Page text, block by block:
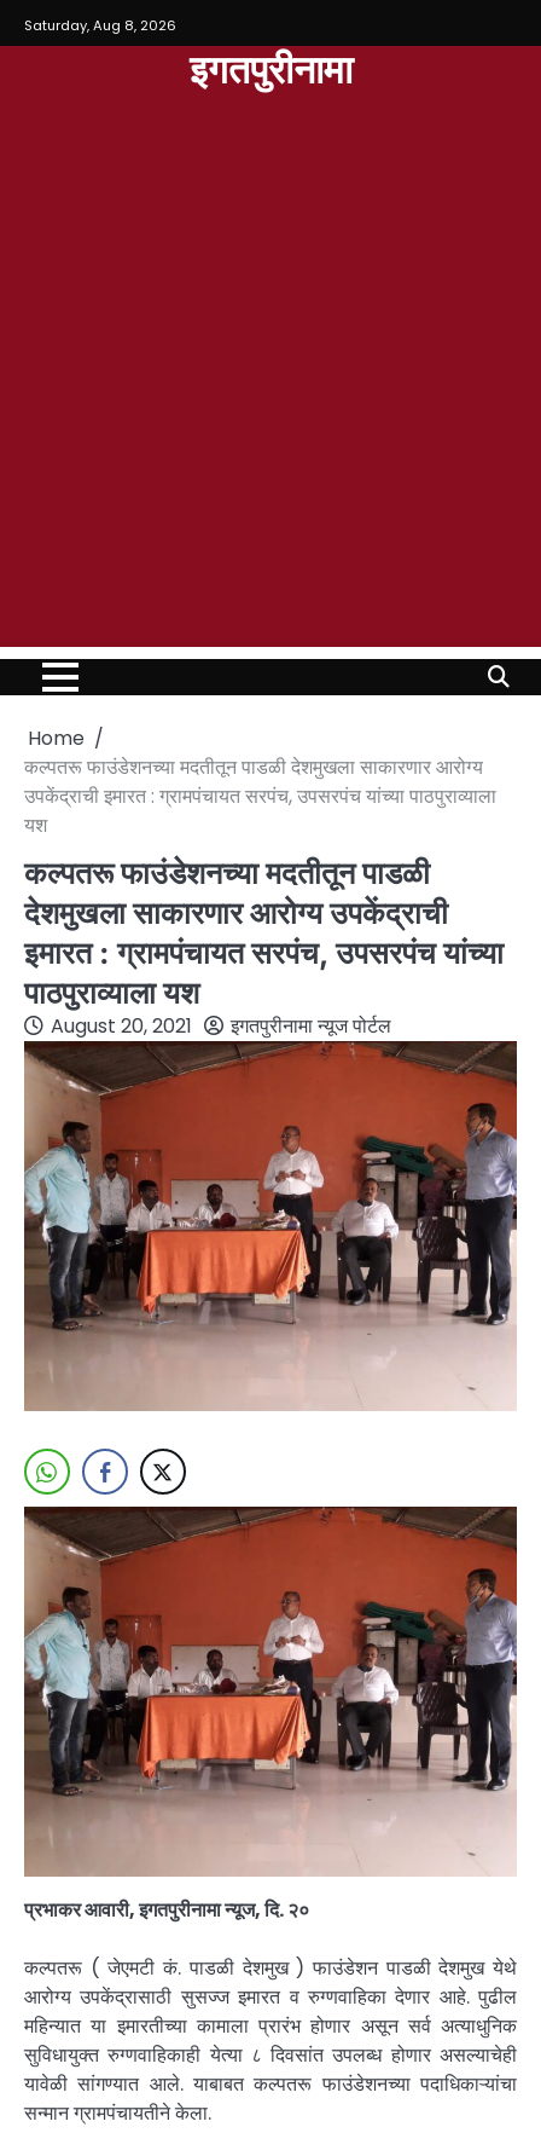
Saturday, Aug 8, 2026
इगतपुरीनामा
Home
कल्पतरू फाउंडेशनच्या मदतीतून पाडळी देशमुखला साकारणार आरोग्य
उपकेंद्राची इमारत : ग्रामपंचायत सरपंच, उपसरपंच यांच्या पाठपुराव्याला
यश
कल्पतरू फाउंडेशनच्या मदतीतून पाडळी
देशमुखला साकारणार आरोग्य उपकेंद्राची
इमारत : ग्रामपंचायत सरपंच, उपसरपंच यांच्या
पाठपुराव्याला यश
August 20, 2021 इगतपुरीनामा न्यूज पोर्टल
प्रभाकर आवारी, इगतपुरीनामा न्यूज, दि. २०
कल्पतरू ( जेएमटी कं. पाडळी देशमुख ) फाउंडेशन पाडळी देशमुख येथे
आरोग्य उपकेंद्रासाठी सुसज्ज इमारत व रुग्णवाहिका देणार आहे. पुढील
महिन्यात या इमारतीच्या कामाला प्रारंभ होणार असून सर्व अत्याधुनिक
सुविधायुक्त रुग्णवाहिकाही येत्या ८ दिवसांत उपलब्ध होणार असल्याचेही
यावेळी सांगण्यात आले. याबाबत कल्पतरू फाउंडेशनच्या पदाधिकाऱ्यांचा
सन्मान ग्रामपंचायतीने केला.